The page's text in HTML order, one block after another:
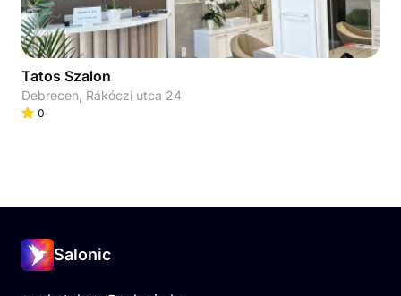
Tatos Szalon
Debrecen, Rákóczi utca 24
0
Salonic